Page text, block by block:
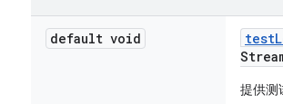
default void test
提供测